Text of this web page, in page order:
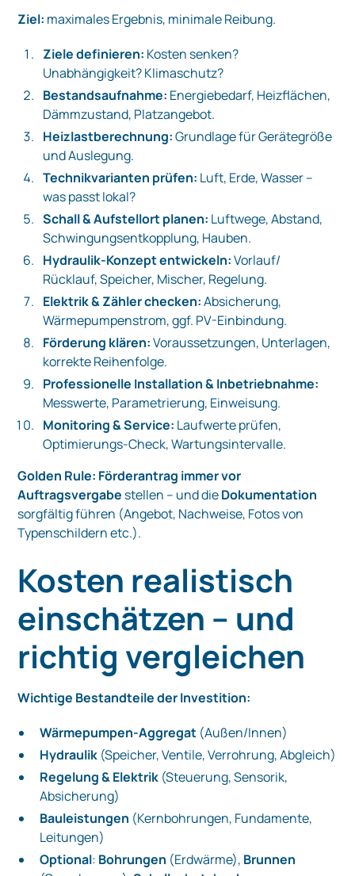
Ziel: maximales Ergebnis, minimale Reibung.
Ziele definieren: Kosten senken?
Unabhängigkeit? Klimaschutz?
Bestandsaufnahme: Energiebedarf, Heizflächen,
Dämmzustand, Platzangebot.
Heizlastberechnung:Grundlage für Gerätegröße
und Auslegung.
Technikvarianten prüfen: Luft, Erde, Wasser –
was passt lokal?
Schall & Aufstellort planen: Luftwege, Abstand,
Schwingungsentkopplung, Hauben.
Hydraulik-Konzept entwickeln:Vorlauf/
Rücklauf, Speicher, Mischer, Regelung.
Elektrik & Zähler checken:Absicherung,
Wärmepumpenstrom, ggf. PV-Einbindung.
Förderung klären:Voraussetzungen, Unterlagen,
korrekte Reihenfolge.
Professionelle Installation & Inbetriebnahme:
Messwerte, Parametrierung, Einweisung.
Monitoring & Service: Laufwerte prüfen,
Optimierungs-Check, Wartungsintervalle.
Golden Rule: Förderantrag immer vor
Auftragsvergabe stellen – und dieDokumentation
sorgfältig führen (Angebot, Nachweise, Fotos von
Typenschildern etc.).
Kosten realistisch
einschätzen – und
richtig vergleichen
Wichtige Bestandteile der Investition:
Wärmepumpen-Aggregat (Außen/Innen)
Hydraulik (Speicher, Ventile, Verrohrung, Abgleich)
Regelung & Elektrik (Steuerung, Sensorik,
Absicherung)
Bauleistungen (Kernbohrungen, Fundamente,
Leitungen)
Optional: Bohrungen (Erdwärme), Brunnen